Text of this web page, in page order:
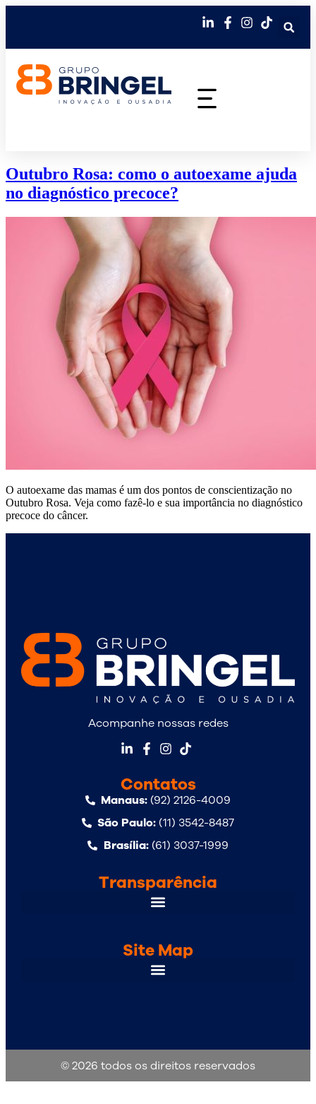
Outubro Rosa: como o autoexame ajuda
no diagnóstico precoce?
O autoexame das mamas é um dos pontos de conscientização no
Outubro Rosa. Veja como fazê-lo e sua importância no diagnóstico
precoce do câncer.
Acompanhe nossas redes
Site Map
Transparência
Contatos
Manaus:(92) 2126-4009
São Paulo:(11) 3542-8487
Brasília:(61) 3037-1999
© 2026 todos os direitos reservados